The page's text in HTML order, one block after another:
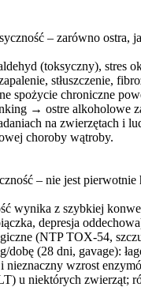
– zarówno ostra,
(toksyczny), stres
stłuszczenie,
spożycie chroniczne
→ ostre alkoholowe
na zwierzętach i
choroby wątroby.
– nie jest pierwotnie
wynika z szybkiej
depresja
(NTP TOX-54,
dobę (28 dni, gavage):
nieznaczny wzrost
u niektórych zwierząt;